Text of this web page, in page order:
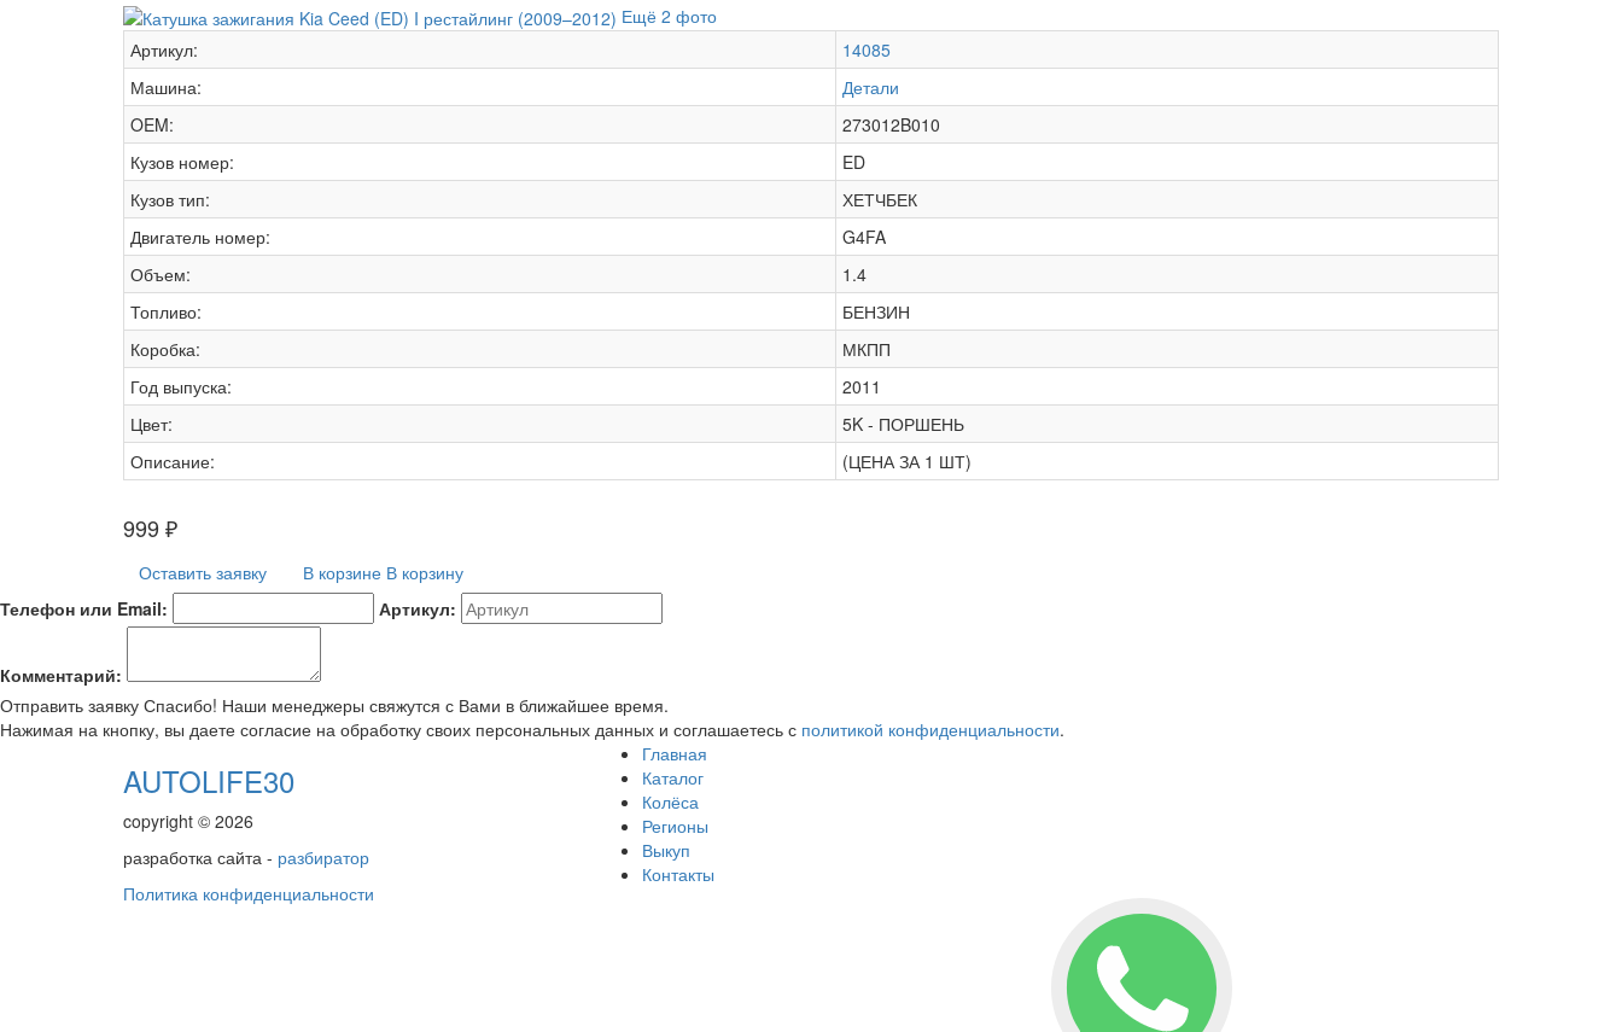
Ещё 2 фото
Артикул:
14085
Машина:
Детали
OEM:
273012B010
Кузов номер:
ED
Кузов тип:
ХЕТЧБЕК
Двигатель номер:
G4FA
Объем:
1.4
Топливо:
БЕНЗИН
Коробка:
МКПП
Год выпуска:
2011
Цвет:
5K - ПОРШЕНЬ
Описание:
(ЦЕНА ЗА 1 ШТ)
999 ₽
Оставить заявку В корзине В корзину
Телефон или Email:
Артикул:
Комментарий:
Отправить заявку Спасибо! Наши менеджеры свяжутся с Вами в ближайшее время.
Нажимая на кнопку, вы даете согласие на обработку своих персональных данных и соглашаетесь с политикой конфиденциальности.
AUTOLIFE30
copyright © 2026
разработка сайта - разбиратор
Политика конфиденциальности
Главная
Каталог
Колёса
Регионы
Выкуп
Контакты